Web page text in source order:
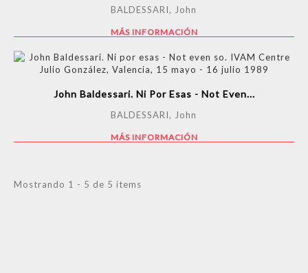
BALDESSARI, John
MÁS INFORMACIÓN
John Baldessari. Ni Por Esas - Not Even...
BALDESSARI, John
MÁS INFORMACIÓN
Mostrando 1 - 5 de 5 items